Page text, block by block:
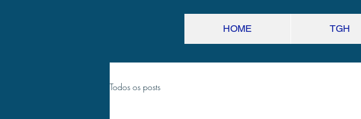
HOME TGH
Todos os posts